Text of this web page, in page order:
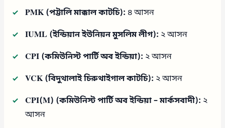
PMK (পট্টালি মাক্কাল কাটচি): ৪ আসন
IUML (ইন্ডিয়ান ইউনিয়ন মুসলিম লীগ): ২ আসন
CPI (কমিউনিস্ট পার্টি অব ইন্ডিয়া): ২ আসন
VCK (বিদুথালাই চিরুথাইগাল কাটচি): ২ আসন
CPI(M) (কমিউনিস্ট পার্টি অব ইন্ডিয়া – মার্কসবাদী): ২
আসন